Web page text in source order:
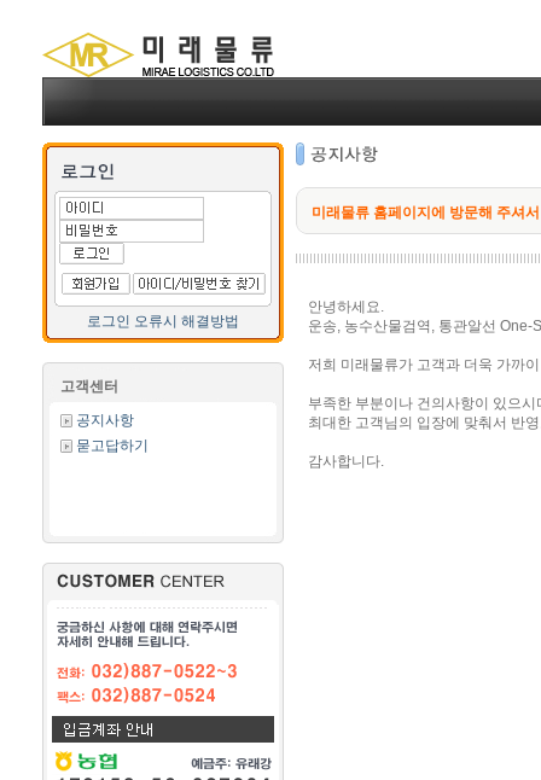
로그인 오류시 해결방법
고객센터
공지사항
묻고답하기
미래물류 홈페이지에 방문해 주셔
안녕하세요.
운송, 농수산물검역, 통관알선
저희 미래물류가 고객과 더욱 가까
부족한 부분이나 건의사항이 있으
최대한 고객님의 입장에 맞춰서 반
감사합니다.